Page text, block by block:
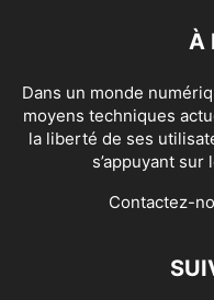
À
Dans un monde
moyens techniques
la liberté de ses
s’appuyant
Contactez-